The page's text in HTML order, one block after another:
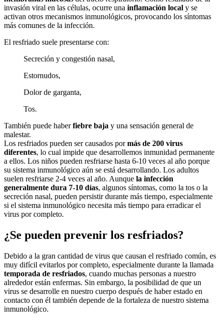
invasión viral en las células, ocurre una inflamación local y se
activan otros mecanismos inmunológicos, provocando los síntomas
más comunes de la infección.
El resfriado suele presentarse con:
Secreción y congestión nasal,
Estornudos,
Dolor de garganta,
Tos.
También puede haberfiebre baja y una sensación general de
malestar.
Los resfriados pueden ser causados pormás de 200 virus
diferentes, lo cual impide que desarrollemos inmunidad permanente
a ellos. Los niños pueden resfriarse hasta 6-10 veces al año porque
su sistema inmunológico aún se está desarrollando. Los adultos
suelen resfriarse 2-4 veces al año. Aunque la infección
generalmente dura 7-10 días, algunos síntomas, como la tos o la
secreción nasal, pueden persistir durante más tiempo, especialmente
si el sistema inmunológico necesita más tiempo para erradicar el
virus por completo.
¿Se pueden prevenir los resfriados?
Debido a la gran cantidad de virus que causan el resfriado común, es
muy difícil evitarlos por completo, especialmente durante la llamada
temporada de resfriados, cuando muchas personas a nuestro
alrededor están enfermas. Sin embargo, la posibilidad de que un
virus se desarrolle en nuestro cuerpo después de haber estado en
contacto con él también depende de la fortaleza de nuestro sistema
inmunológico.